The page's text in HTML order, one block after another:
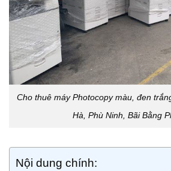
Cho thuê máy Photocopy màu, đen
Hà, Phù Ninh, Bãi Bằng
Nội dung chính: